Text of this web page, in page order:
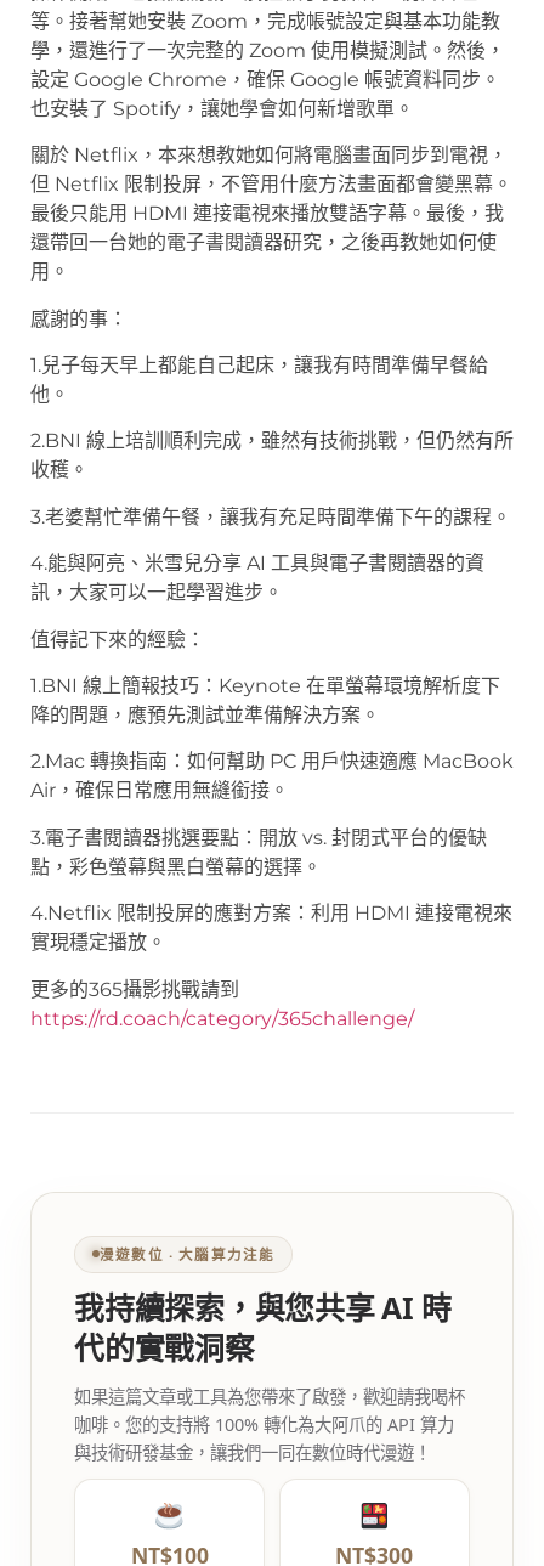
等。接著幫她安裝 Zoom，完成帳號設定與基本功能教
學，還進行了一次完整的 Zoom 使用模擬測試。然後，
設定 Google Chrome，確保 Google 帳號資料同步。
也安裝了 Spotify，讓她學會如何新增歌單。
關於 Netflix，本來想教她如何將電腦畫面同步到電視，
但 Netflix 限制投屏，不管用什麼方法畫面都會變黑幕。
最後只能用 HDMI 連接電視來播放雙語字幕。最後，我
還帶回一台她的電子書閱讀器研究，之後再教她如何使
用。
感謝的事：
1.兒子每天早上都能自己起床，讓我有時間準備早餐給
他。
2.BNI 線上培訓順利完成，雖然有技術挑戰，但仍然有所
收穫。
3.老婆幫忙準備午餐，讓我有充足時間準備下午的課程。
4.能與阿亮、米雪兒分享 AI 工具與電子書閱讀器的資
訊，大家可以一起學習進步。
值得記下來的經驗：
1.BNI 線上簡報技巧：Keynote 在單螢幕環境解析度下
降的問題，應預先測試並準備解決方案。
2.Mac 轉換指南：如何幫助 PC 用戶快速適應 MacBook
Air，確保日常應用無縫銜接。
3.電子書閱讀器挑選要點：開放 vs. 封閉式平台的優缺
點，彩色螢幕與黑白螢幕的選擇。
4.Netflix 限制投屏的應對方案：利用 HDMI 連接電視來
實現穩定播放。
更多的365攝影挑戰請到
https://rd.coach/category/365challenge/
漫遊數位 ‧ 大腦算力注能
我持續探索，與您共享 AI 時
代的實戰洞察
如果這篇文章或工具為您帶來了啟發，歡迎請我喝杯
咖啡。您的支持將 100% 轉化為大阿爪的 API 算力
與技術研發基金，讓我們一同在數位時代漫遊！
NT$100 NT$300